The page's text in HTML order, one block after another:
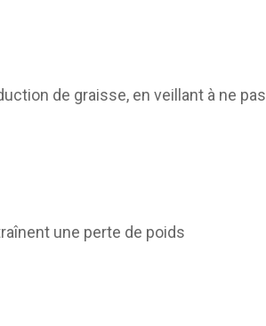
de graisse, en veillant à ne pas
une perte de poids